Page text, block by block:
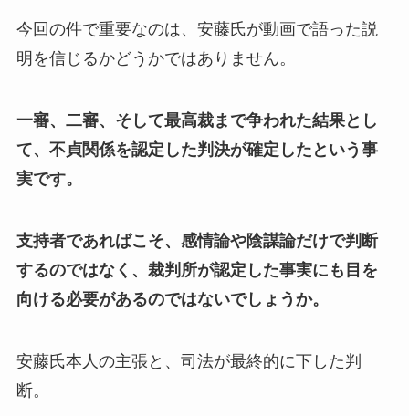
今回の件で重要なのは、安藤氏が動画で語った説
明を信じるかどうかではありません。
一審、二審、そして最高裁まで争われた結果とし
て、不貞関係を認定した判決が確定したという事
実です。
支持者であればこそ、感情論や陰謀論だけで判断
するのではなく、裁判所が認定した事実にも目を
向ける必要があるのではないでしょうか。
安藤氏本人の主張と、司法が最終的に下した判
断。